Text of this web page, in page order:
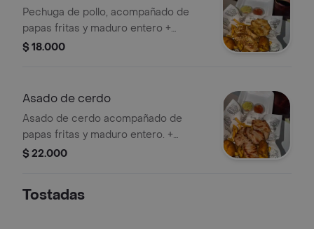
Pechuga de pollo, acompañado de
papas fritas y maduro entero +
guacamole y pico de gallo.
$ 18.000
Asado de cerdo
Asado de cerdo acompañado de
papas fritas y maduro entero. +
guacamole y pico de gallo.
$ 22.000
Tostadas